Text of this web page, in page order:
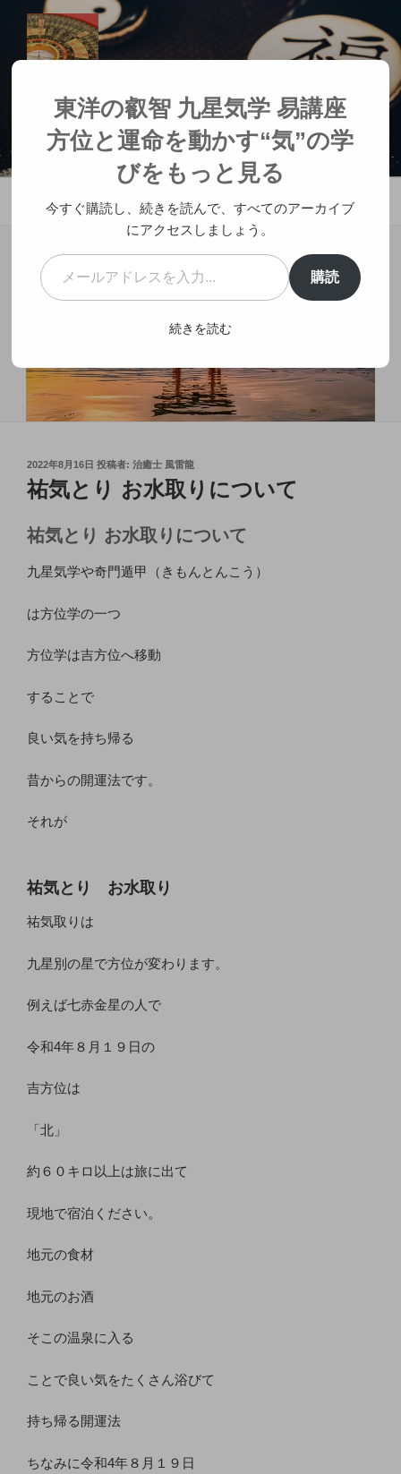
キ
ッ
東洋の叡智 九星気学 易講座 方位と
運命を動かす“気”の学び
人生が変わる神社参拝
メニュー
投
稿
日:
2022年8月16日 投稿者: 治癒士 風雷龍
祐気とり お水取りについて
祐気とり お水取りについて
九星気学や奇門遁甲（きもんとんこう）
は方位学の一つ
方位学は吉方位へ移動
することで
良い気を持ち帰る
昔からの開運法です。
それが
祐気とり お水取り
祐気取りは
九星別の星で方位が変わります。
例えば七赤金星の人で
令和4年８月１９日の
吉方位は
「北」
約６０キロ以上は旅に出て
現地で宿泊ください。
地元の食材
地元のお酒
そこの温泉に入る
ことで良い気をたくさん浴びて
持ち帰る開運法
ちなみに令和4年８月１９日
東洋の叡智 九星気学 易講座
方位と運命を動かす“気”の学
びをもっと見る
今すぐ購読し、続きを読んで、すべてのアーカイブ
にアクセスしましょう。
メールアドレスを入力...
購読
続きを読む